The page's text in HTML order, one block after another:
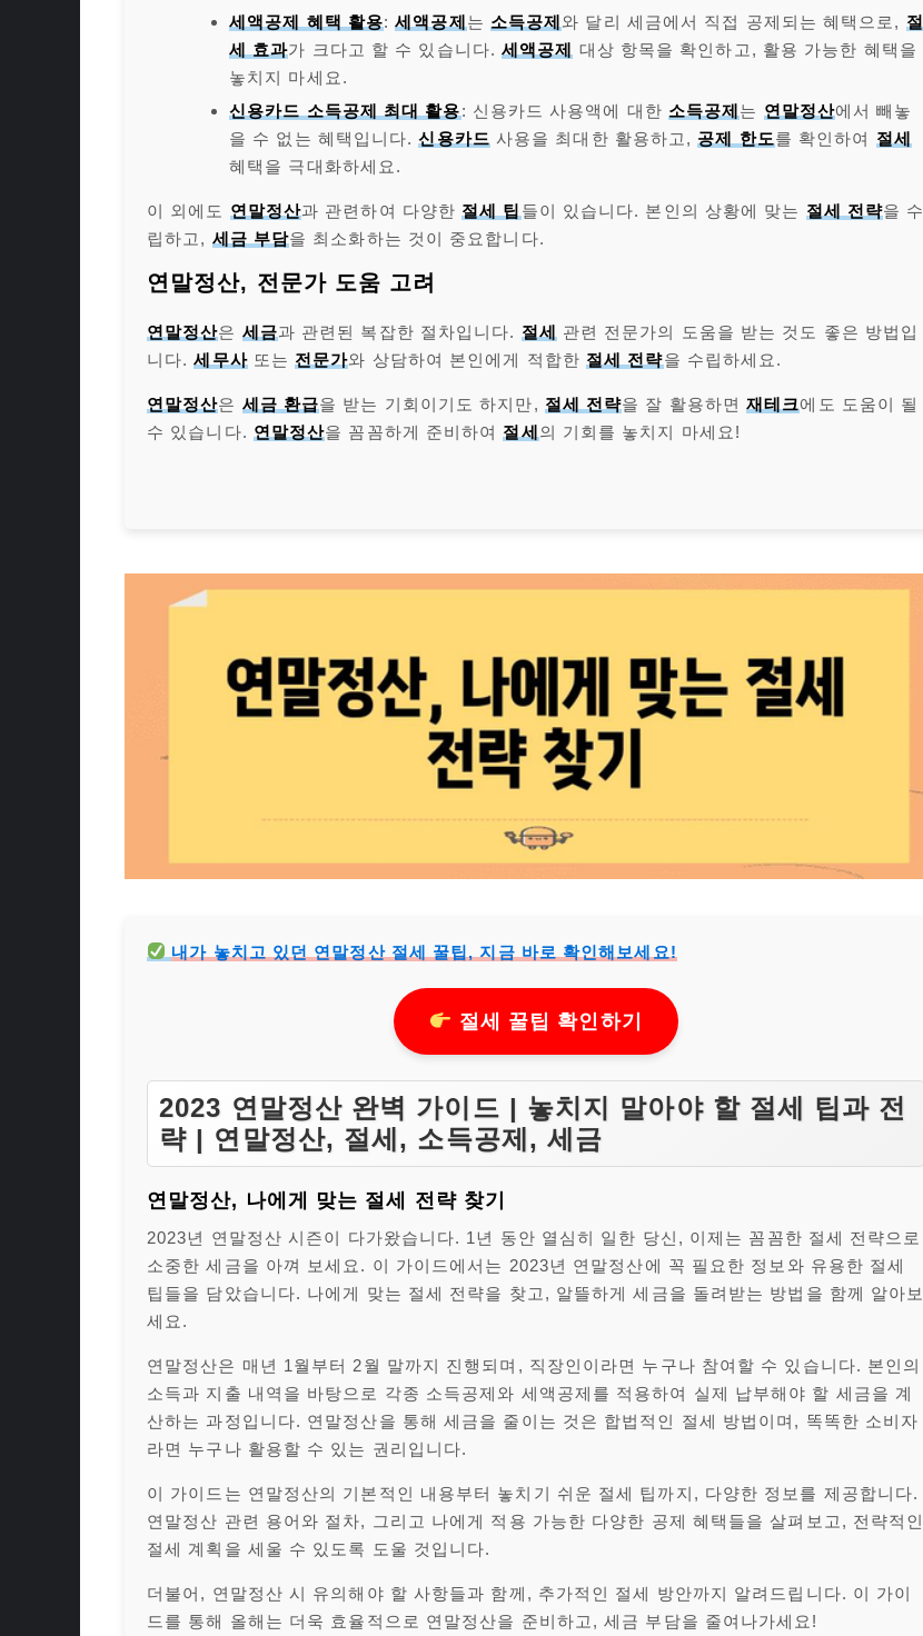
세액공제 혜택 활용:세액공제 는 소득공제 와 달리 세금에서 직접 공제되는 혜택으로, 절
세 효과가 크다고 할 수 있습니다.세액공제 대상 항목을 확인하고, 활용 가능한 혜택을
놓치지 마세요.
신용카드 소득공제 최대 활용: 신용카드 사용액에 대한 소득공제 는 연말정산에서 빼놓
을 수 없는 혜택입니다.신용카드 사용을 최대한 활용하고, 공제 한도를 확인하여 절세
혜택을 극대화하세요.
이 외에도 연말정산과 관련하여 다양한 절세 팁 들이 있습니다. 본인의 상황에 맞는 절세 전략을 수
립하고, 세금 부담을 최소화하는 것이 중요합니다.
연말정산, 전문가 도움 고려
연말정산은 세금과 관련된 복잡한 절차입니다. 절세 관련 전문가의 도움을 받는 것도 좋은 방법입
니다.세무사또는 전문가와 상담하여 본인에게 적합한 절세 전략을 수립하세요.
연말정산은 세금 환급을 받는 기회이기도 하지만, 절세 전략을 잘 활용하면재테크에도 도움이 될
수 있습니다. 연말정산을 꼼꼼하게 준비하여 절세 의 기회를 놓치지 마세요!
내가 놓치고 있던 연말정산 절세 꿀팁, 지금 바로 확인해보세요!
절세 꿀팁 확인하기
2023 연말정산 완벽 가이드 | 놓치지 말아야 할 절세 팁과 전
략 | 연말정산, 절세, 소득공제, 세금
연말정산, 나에게 맞는 절세 전략 찾기
2023년 연말정산 시즌이 다가왔습니다. 1년 동안 열심히 일한 당신, 이제는 꼼꼼한 절세 전략으로
소중한 세금을 아껴 보세요. 이 가이드에서는 2023년 연말정산에 꼭 필요한 정보와 유용한 절세
팁들을 담았습니다. 나에게 맞는 절세 전략을 찾고, 알뜰하게 세금을 돌려받는 방법을 함께 알아보
세요.
연말정산은 매년 1월부터 2월 말까지 진행되며, 직장인이라면 누구나 참여할 수 있습니다. 본인의
소득과 지출 내역을 바탕으로 각종 소득공제와 세액공제를 적용하여 실제 납부해야 할 세금을 계
산하는 과정입니다. 연말정산을 통해 세금을 줄이는 것은 합법적인 절세 방법이며, 똑똑한 소비자
라면 누구나 활용할 수 있는 권리입니다.
이 가이드는 연말정산의 기본적인 내용부터 놓치기 쉬운 절세 팁까지, 다양한 정보를 제공합니다.
연말정산 관련 용어와 절차, 그리고 나에게 적용 가능한 다양한 공제 혜택들을 살펴보고, 전략적인
절세 계획을 세울 수 있도록 도울 것입니다.
더불어, 연말정산 시 유의해야 할 사항들과 함께, 추가적인 절세 방안까지 알려드립니다. 이 가이
드를 통해 올해는 더욱 효율적으로 연말정산을 준비하고, 세금 부담을 줄여나가세요!